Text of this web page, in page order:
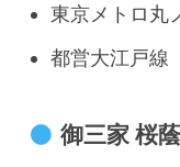
特
御
【中学 女
東京メトロ丸
都営大江戸線
御三家 桜